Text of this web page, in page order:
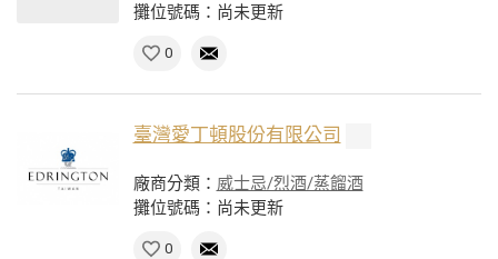
攤位號碼：尚未更新
0
臺灣愛丁頓股份有限公司
廠商分類： 威士忌/烈酒/蒸餾酒
攤位號碼：尚未更新
0